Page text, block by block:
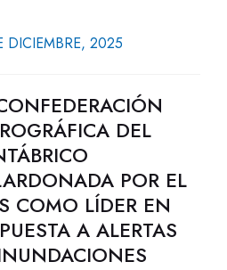
DICIEMBRE, 2025
DEL
POR EL
COMO LÍDER EN
A ALERTAS